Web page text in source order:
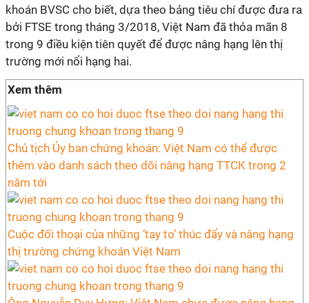
khoán BVSC cho biết, dựa theo bảng tiêu chí được đưa ra
bởi FTSE trong tháng 3/2018, Việt Nam đã thỏa mãn 8
trong 9 điều kiện tiên quyết để được nâng hạng lên thị
trường mới nổi hạng hai.
Xem thêm
Chủ tịch Ủy ban chứng khoán: Việt Nam có thể được
thêm vào danh sách theo dõi nâng hạng TTCK trong 2
năm tới
Cuộc đối thoại của những ‘tay to’ thúc đẩy và nâng hạng
thị trường chứng khoán Việt Nam